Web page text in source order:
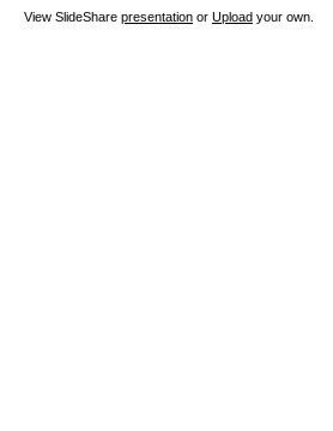
View SlideShare presentation or Upload your own.